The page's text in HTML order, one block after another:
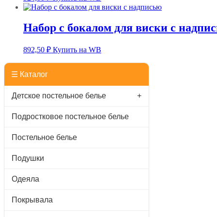
Набор с бокалом для виски с
892,50 ₽ Купить на WB
☰ Каталог
Детское постельное белье +
Подростковое постельное белье
Постельное белье
Подушки
Одеяла
Покрывала